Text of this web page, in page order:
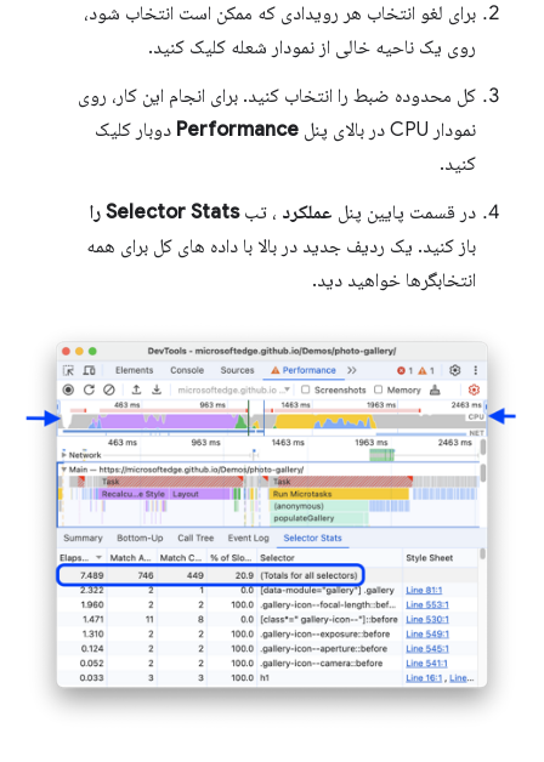
برای لغو انتخاب هر رویدادی که ممکن است انتخاب شود،
روی یک ناحیه خالی از نمودار شعله کلیک کنید.
کل محدوده ضبط را انتخاب کنید. برای انجام این کار، روی
نمودار CPU در بالای پنل
Performance دوبار کلیک
کنید.
در قسمت پایین پنل عملکرد ، تبSelector Stats را
باز کنید. یک ردیف جدید در بالا با داده های کل برای همه
انتخابگرها خواهید دید.